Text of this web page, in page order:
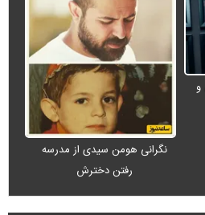
و
نگرانی هومن سیدی از مدرسه
رفتن دخترش